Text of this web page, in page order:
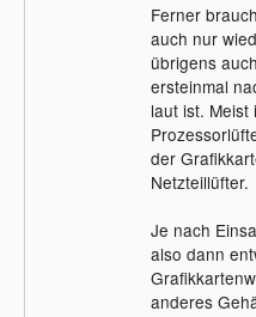
Ferner
auch nur
übrigens
ersteinmal
laut ist.
der
Netzteillüfter.
Je nach
also dann
anderes